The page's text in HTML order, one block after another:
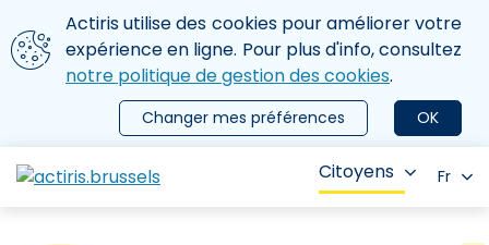
Aller au contenu principal
Nous utilisons des cookies
Actiris utilise des cookies pour améliorer votre
expérience en ligne. Pour plus d'info, consultez
notre politique de gestion des cookies.
OK
Changer mes préférences
le menu
Citoyens Fr